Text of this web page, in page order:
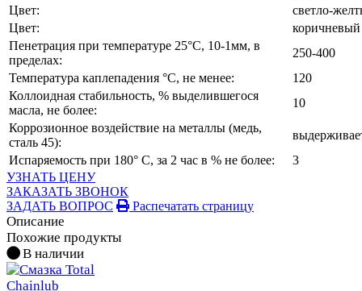
Цвет:
светло-
Цвет:
коричневый
Пенетрация при температуре 25°С, 10-1мм, в
пределах:
250-400
Температура каплепадения °С, не менее:
120
Коллоидная стабильность, % выделившегося
масла, не более:
10
Коррозионное воздействие на металлы (медь,
сталь 45):
Испаряемость при 180° С, за 2 час в % не более:
3
УЗНАТЬ ЦЕНУ
ЗАКАЗАТЬ ЗВОНОК
ЗАДАТЬ ВОПРОС
Распечатать страницу
Описание
Похожие продукты
В наличии